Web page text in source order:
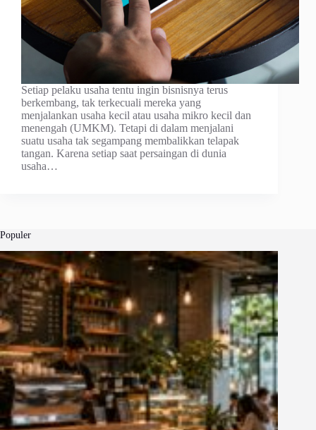
Setiap pelaku usaha tentu ingin bisnisnya terus
berkembang, tak terkecuali mereka yang
menjalankan usaha kecil atau usaha mikro kecil dan
menengah (UMKM). Tetapi di dalam menjalani
suatu usaha tak segampang membalikkan telapak
tangan. Karena setiap saat persaingan di dunia
usaha…
Populer